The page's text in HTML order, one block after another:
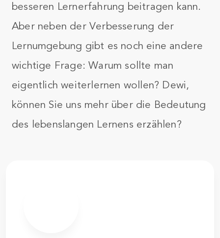
besseren Lernerfahrung beitragen kann.
Aber neben der Verbesserung der
Lernumgebung gibt es noch eine andere
wichtige Frage: Warum sollte man
eigentlich weiterlernen wollen? Dewi,
können Sie uns mehr über die Bedeutung
des lebenslangen Lernens erzählen?